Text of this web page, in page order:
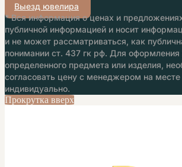
Выезд ювелира
* Вся информация о ценах и
публичной информацией и носит
и не может рассматриваться, как
понимании ст. 437 гк рф. Для
определенного предмета или изделия,
согласовать цену с менеджером на месте
индивидуально.
Прокрутка вверх